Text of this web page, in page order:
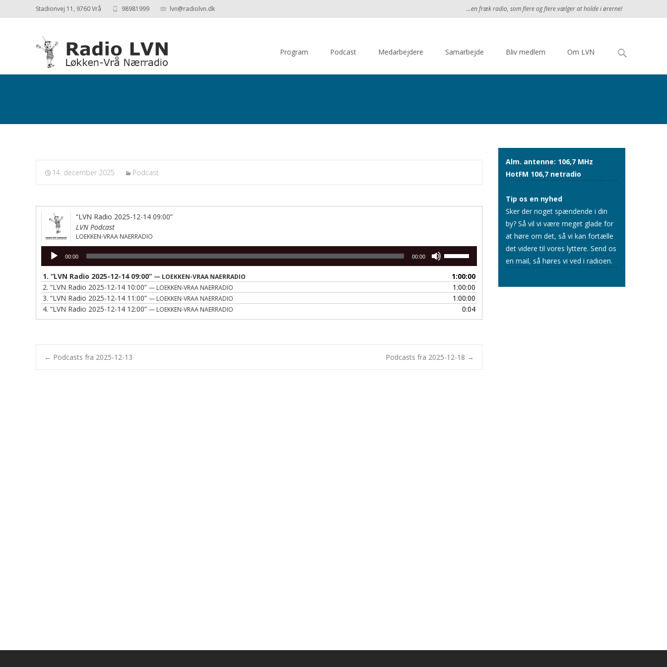
Stadionvej 11, 9760 Vrå 98981999 lvn@radiolvn.dk ...en fræk radio, som flere og flere vælger at holde i ørerne!
Program Podcast Medarbejdere Samarbejde Bliv medlem Om LVN
Søg
efter:
14. december 2025 Podcast
“LVN Radio 2025-12-14 09:00”
LVN Podcast
LOEKKEN-VRAA NAERRADIO
Lydafspiller
00:00 00:00
for
at
skrue
for
lyden.
1. “LVN Radio 2025-12-14 09:00” — LOEKKEN-VRAA NAERRADIO
1:00:00
2. “LVN Radio 2025-12-14 10:00” — LOEKKEN-VRAA NAERRADIO
1:00:00
3. “LVN Radio 2025-12-14 11:00” — LOEKKEN-VRAA NAERRADIO
1:00:00
4. “LVN Radio 2025-12-14 12:00” — LOEKKEN-VRAA NAERRADIO 0:04
Post
← Podcasts fra 2025-12-13 Podcasts fra 2025-12-18 →
Alm. antenne: 106,7 MHz
HotFM 106,7 netradio
Tip os en nyhed
Sker der noget spændende i din
by? Så vil vi være meget glade for
at høre om det, så vi kan fortælle
det videre til vores lyttere. Send os
en mail, så høres vi ved i radioen.